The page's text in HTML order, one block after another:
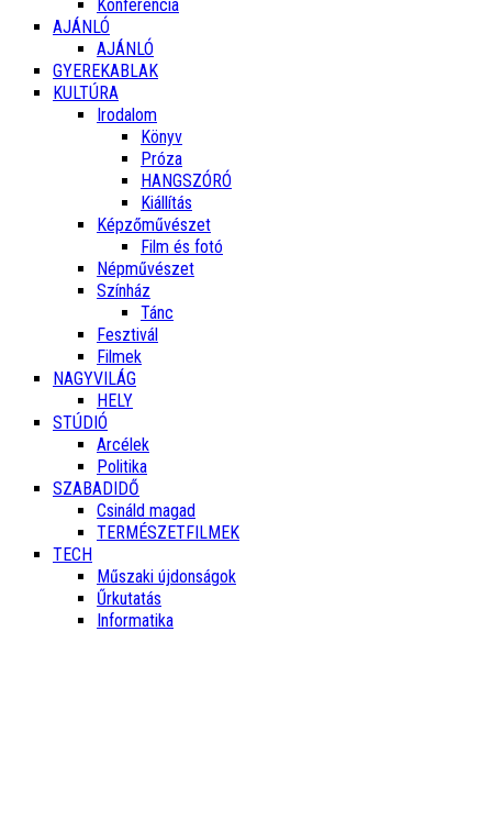
Konferencia
AJÁNLÓ
AJÁNLÓ
GYEREKABLAK
KULTÚRA
Irodalom
Könyv
Próza
HANGSZÓRÓ
Kiállítás
Képzőművészet
Film és fotó
Népművészet
Színház
Tánc
Fesztivál
Filmek
NAGYVILÁG
HELY
STÚDIÓ
Arcélek
Politika
SZABADIDŐ
Csináld magad
TERMÉSZETFILMEK
TECH
Műszaki újdonságok
Űrkutatás
Informatika